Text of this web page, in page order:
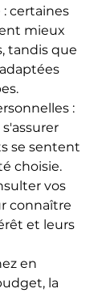
certaines
mieux
tandis que
:
se sentent
choisie.
vos
connaître
et leurs
en
la